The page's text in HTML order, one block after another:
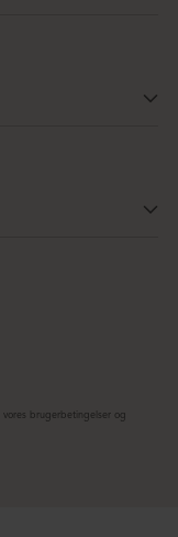
brugerbetingelser og